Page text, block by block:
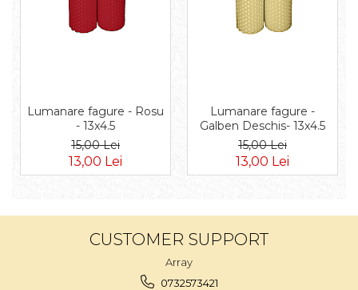
Lumanare fagure - Rosu
- 13x4.5
15,00 Lei
13,00 Lei
Lumanare fagure -
Galben Deschis- 13x4.5
15,00 Lei
13,00 Lei
CUSTOMER SUPPORT
Array
0732573421